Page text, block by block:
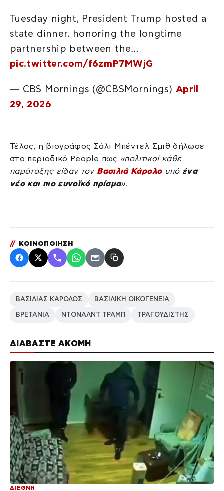
ΔΙΑΒΑΣΤΕ ΑΚΟΜΗ
ΔΙΕΘΝΗ
Tuesday night, President Trump hosted a
state dinner, honoring the longtime
partnership between the…
pic.twitter.com/f6zmP7MWjG
— CBS Mornings (@CBSMornings) April
29, 2026
Τέλος, η βιογράφος Σάλι Μπέντελ Σμιθ δήλωσε
στο περιοδικό People πως «πολιτικοί κάθε
παράταξης είδαν τον Βασιλιά Κάρολουπό ένα
νέο και πιο ευνοϊκό πρίσμα».
// ΚΟΙΝΟΠΟΙΗΣΗ
ΒΑΣΙΛΙΑΣ ΚΑΡΟΛΟΣ ΒΑΣΙΛΙΚΗ ΟΙΚΟΓΕΝΕΙΑ
ΒΡΕΤΑΝΙΑ ΝΤΟΝΑΛΝΤ ΤΡΑΜΠ ΤΡΑΓΟΥΔΙΣΤΗΣ